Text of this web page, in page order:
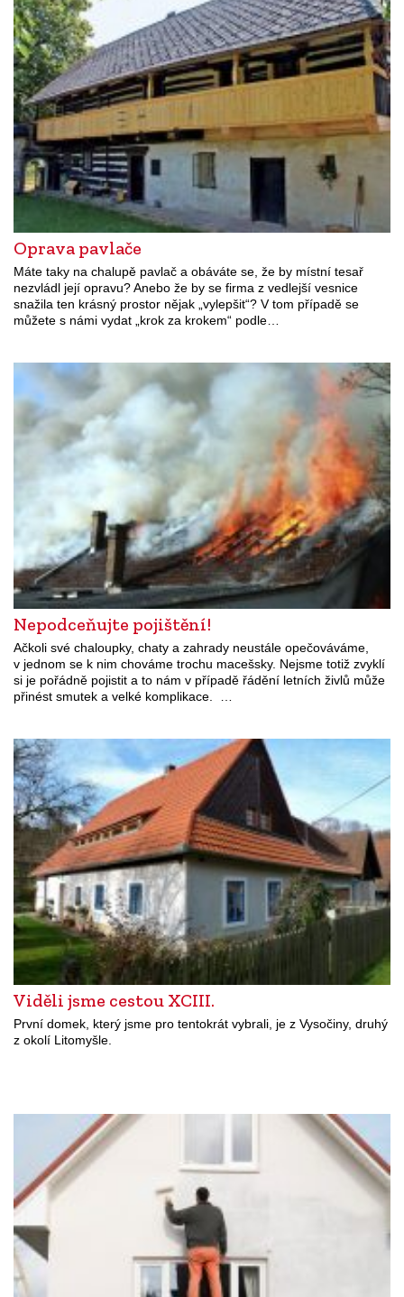
Oprava pavlače
Máte taky na chalupě pavlač a obáváte se, že by místní tesař
nezvládl její opravu? Anebo že by se firma z vedlejší vesnice
snažila ten krásný prostor nějak „vylepšit“? V tom případě se
můžete s námi vydat „krok za krokem“ podle…
Nepodceňujte pojištění!
Ačkoli své chaloupky, chaty a zahrady neustále opečováváme,
v jednom se k nim chováme trochu macešsky. Nejsme totiž zvyklí
si je pořádně pojistit a to nám v případě řádění letních živlů může
přinést smutek a velké komplikace. …
Viděli jsme cestou XCIII.
První domek, který jsme pro tentokrát vybrali, je z Vysočiny, druhý
z okolí Litomyšle.